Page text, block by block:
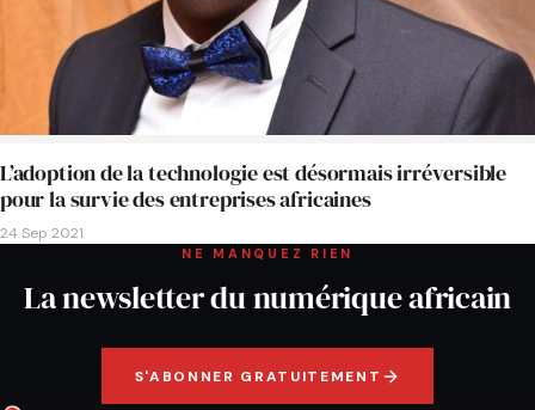
L’adoption de la technologie est désormais irréversible
pour la survie des entreprises africaines
24 Sep 2021
NE MANQUEZ RIEN
La newsletter du numérique africain
S'ABONNER GRATUITEMENT